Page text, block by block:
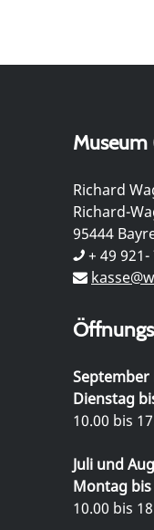
Museum
Richard
Richard-
95444
+ 49
September
Dienstag
10.00 bis
Juli und
Montag
10.00 bis